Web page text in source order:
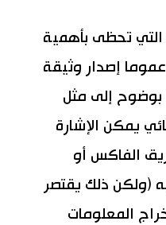
التي تحظى بأهمية
إصدار وثيقة
بوضوح إلى مثل
يمكن الإشارة
الفاكس أو
(ولكن ذلك يقتصر
المعلومات